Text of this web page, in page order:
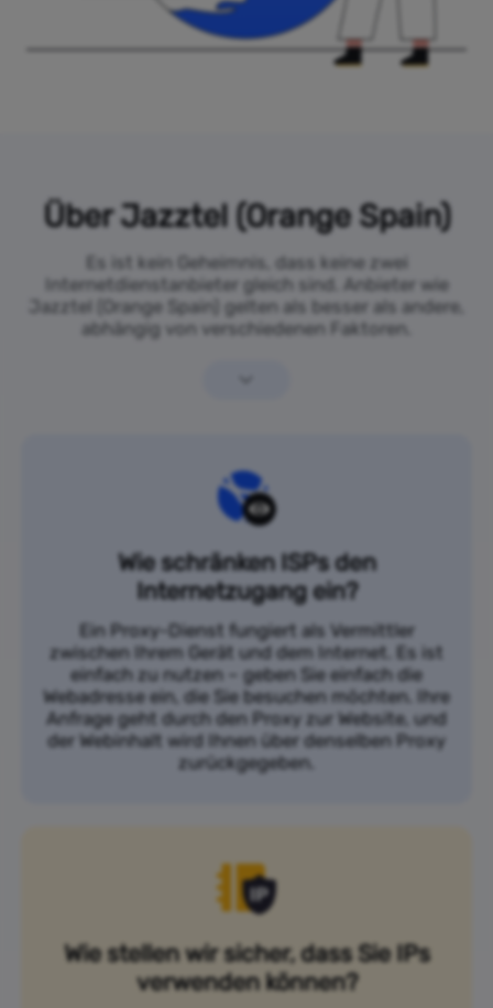
Über Jazztel (Orange Spain)
Es ist kein Geheimnis, dass keine zwei
Internetdienstanbieter gleich sind. Anbieter wie
Jazztel (Orange Spain) gelten als besser als andere,
abhängig von verschiedenen Faktoren.
Wie schränken ISPs den
Internetzugang ein?
Ein Proxy-Dienst fungiert als Vermittler
zwischen Ihrem Gerät und dem Internet. Es ist
einfach zu nutzen – geben Sie einfach die
Webadresse ein, die Sie besuchen möchten. Ihre
Anfrage geht durch den Proxy zur Website, und
der Webinhalt wird Ihnen über denselben Proxy
zurückgegeben.
Wie stellen wir sicher, dass Sie IPs
verwenden können?